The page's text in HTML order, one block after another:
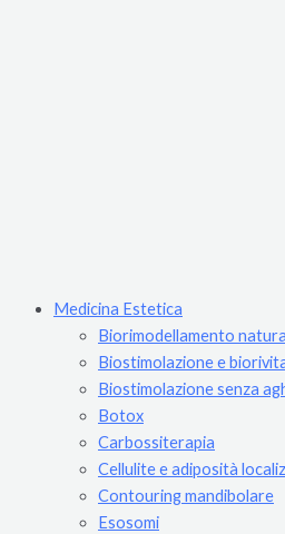
Medicina Estetica
Biorimodellamento
Biostimolazione e
Biostimolazione senza
Botox
Carbossiterapia
Cellulite e adiposità
Contouring mandibolare
Esosomi